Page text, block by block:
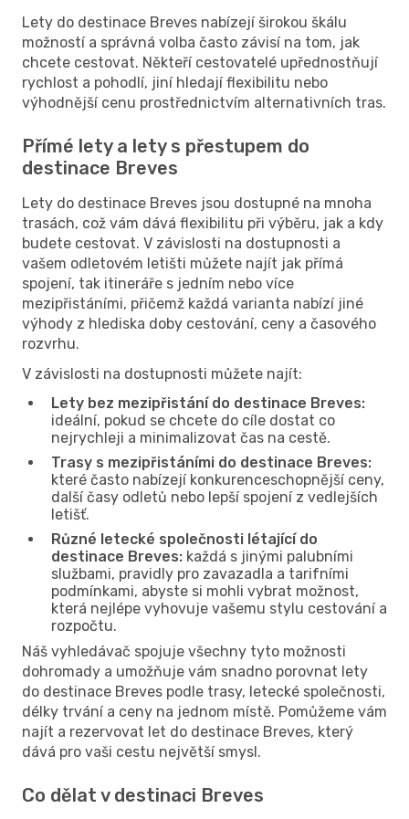
Lety do destinace Breves nabízejí širokou škálu
možností a správná volba často závisí na tom, jak
chcete cestovat. Někteří cestovatelé upřednostňují
rychlost a pohodlí, jiní hledají flexibilitu nebo
výhodnější cenu prostřednictvím alternativních tras.
Přímé lety a lety s přestupem do
destinace Breves
Lety do destinace Breves jsou dostupné na mnoha
trasách, což vám dává flexibilitu při výběru, jak a kdy
budete cestovat. V závislosti na dostupnosti a
vašem odletovém letišti můžete najít jak přímá
spojení, tak itineráře s jedním nebo více
mezipřistáními, přičemž každá varianta nabízí jiné
výhody z hlediska doby cestování, ceny a časového
rozvrhu.
V závislosti na dostupnosti můžete najít:
Lety bez mezipřistání do destinace Breves:
ideální, pokud se chcete do cíle dostat co
nejrychleji a minimalizovat čas na cestě.
Trasy s mezipřistáními do destinace Breves:
které často nabízejí konkurenceschopnější ceny,
další časy odletů nebo lepší spojení z vedlejších
letišť.
Různé letecké společnosti létající do
destinace Breves: každá s jinými palubními
službami, pravidly pro zavazadla a tarifními
podmínkami, abyste si mohli vybrat možnost,
která nejlépe vyhovuje vašemu stylu cestování a
rozpočtu.
Náš vyhledávač spojuje všechny tyto možnosti
dohromady a umožňuje vám snadno porovnat lety
do destinace Breves podle trasy, letecké společnosti,
délky trvání a ceny na jednom místě. Pomůžeme vám
najít a rezervovat let do destinace Breves, který
dává pro vaši cestu největší smysl.
Co dělat v destinaci Breves